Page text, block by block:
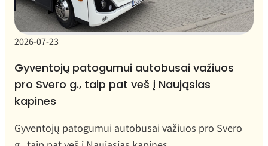
2026-07-23
Gyventojų patogumui autobusai važiuos
pro Svero g., taip pat veš į Naująsias
kapines
Gyventojų patogumui autobusai važiuos pro Svero